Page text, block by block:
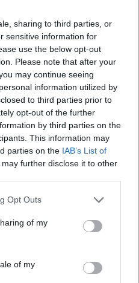
sharing to third parties, or
sensitive information for
use the below opt-out
Please note that after your
may continue seeing
information utilized by
to third parties prior to
opt-out of the further
by third parties on the
This information may
parties on the IAB’s List of
may further disclose it to other
uses one or more Google
behaviour. You may click to
and its third-party tags to
purposes in below Google
Opt Outs
of my
of my